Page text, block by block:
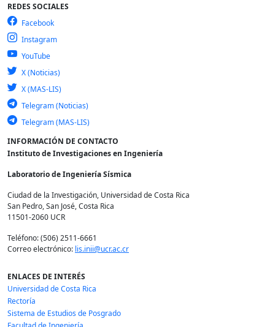
REDES SOCIALES
Facebook
Instagram
YouTube
X (Noticias)
X (MAS-LIS)
Telegram (Noticias)
Telegram (MAS-LIS)
INFORMACIÓN DE CONTACTO
Instituto de Investigaciones en Ingeniería
Laboratorio de Ingeniería Sísmica
Ciudad de la Investigación, Universidad de Costa Rica
San Pedro, San José, Costa Rica
11501-2060 UCR
Teléfono: (506) 2511-6661
Correo electrónico: lis.inii@ucr.ac.cr
ENLACES DE INTERÉS
Universidad de Costa Rica
Rectoría
Sistema de Estudios de Posgrado